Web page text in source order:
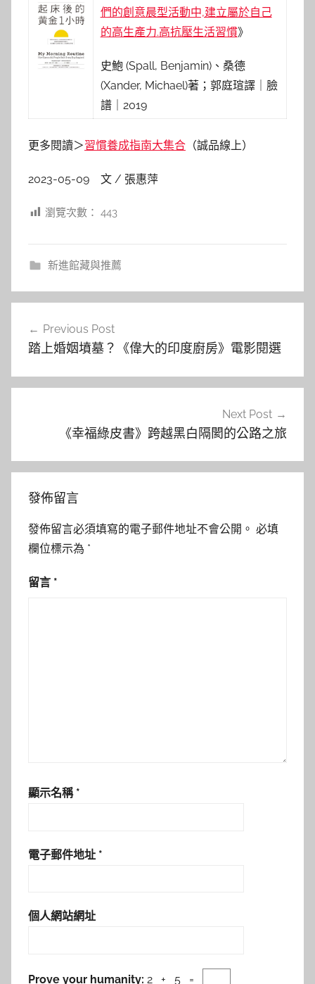
們的創意晨型活動中,建立屬於自己
的高生產力.高抗壓生活習慣》
史鮑 (Spall, Benjamin)、桑德
(Xander, Michael)著；郭庭瑄譯｜臉
譜｜2019
更多閱讀＞習慣養成指南大集合 （誠品線上）
2023-05-09 文 / 張惠萍
瀏覽次數： 443
新進館藏與推薦
覽
Previous Post
踏上婚姻墳墓？《偉大的印度廚房》電影閱選
Next Post
《幸福綠皮書》跨越黑白隔閡的公路之旅
發佈留言
發佈留言必須填寫的電子郵件地址不會公開。 必填
欄位標示為 *
留言 *
顯示名稱 *
電子郵件地址 *
個人網站網址
Prove your humanity: 2 + 5 =